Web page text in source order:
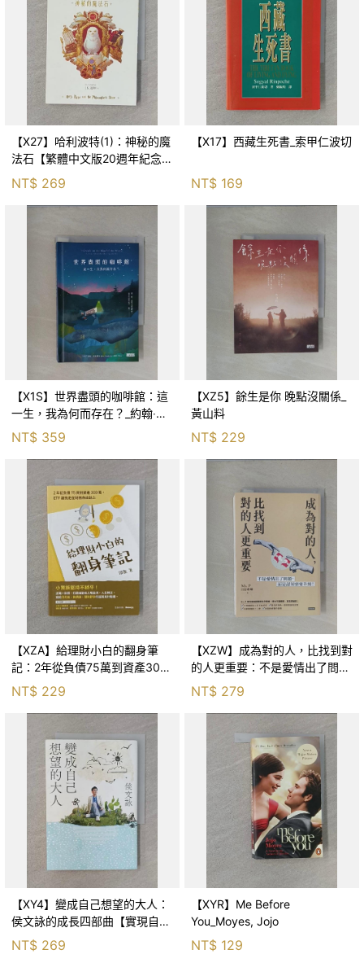
【X27】哈利波特(1)：神秘的魔
法石【繁體中文版20週年紀念】
NT$ 269
【X17】西藏生死書_索甲仁波切
NT$ 169
【X1S】世界盡頭的咖啡館：這
一生，我為何而存在？_約翰‧史
崔勒基, Elsa
NT$ 359
【XZ5】餘生是你 晚點沒關係_
黃山料
NT$ 229
【XZA】給理財小白的翻身筆
記：2年從負債75萬到資產300
萬，ETF讓我走在財務自由路上_
鐵蛋
NT$ 229
【XZW】成為對的人，比找到對
的人更重要：不是愛情出了問
題，而是認知需要升級！_Mr. P
NT$ 279
【XY4】變成自己想望的大人：
侯文詠的成長四部曲【實現自
己】_侯文詠
NT$ 269
【XYR】Me Before
You_Moyes, Jojo
NT$ 129